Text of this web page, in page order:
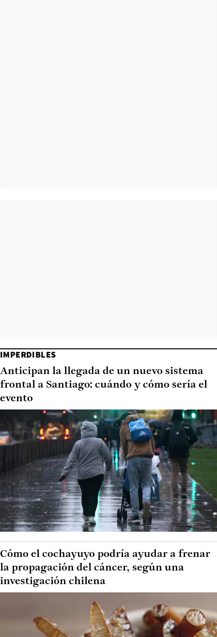
IMPERDIBLES
Anticipan la llegada de un nuevo sistema
frontal a Santiago: cuándo y cómo sería el
evento
Cómo el cochayuyo podría ayudar a frenar
la propagación del cáncer, según una
investigación chilena